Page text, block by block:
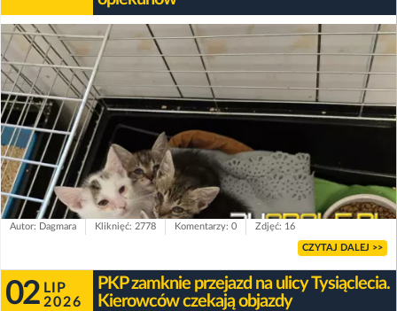
Autor: Dagmara Kliknięć: 2778 Komentarzy: 0 Zdjęć: 16
CZYTAJ DALEJ >>
02 LIP
2026
PKP zamknie przejazd na ulicy Tysiąclecia.
Kierowców czekają objazdy